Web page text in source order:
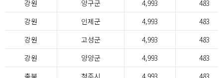
강원
양구군 4,993
483
강원
인제군 4,993
483
강원
고성군 4,993
483
강원
양양군 4,993
483
충북
청주시 4,993
483